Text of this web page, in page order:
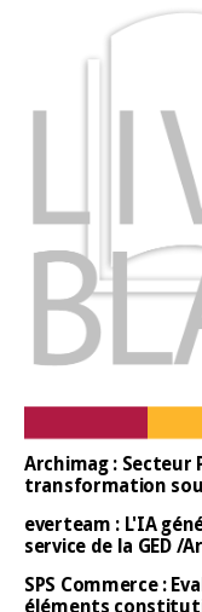
Archimag : Secteur
transformation
everteam : L'IA
service de la GED /
SPS Commerce :
éléments